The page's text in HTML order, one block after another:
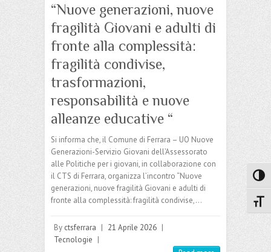
“Nuove generazioni, nuove
fragilità Giovani e adulti di
fronte alla complessità:
fragilità condivise,
trasformazioni,
responsabilità e nuove
alleanze educative “
Si informa che, il Comune di Ferrara – UO Nuove
Generazioni-Servizio Giovani dell’Assessorato
alle Politiche per i giovani, in collaborazione con
il CTS di Ferrara, organizza l’incontro “Nuove
generazioni, nuove fragilità Giovani e adulti di
fronte alla complessità: fragilità condivise,…
By ctsferrara | 21 Aprile 2026 |
Tecnologie |